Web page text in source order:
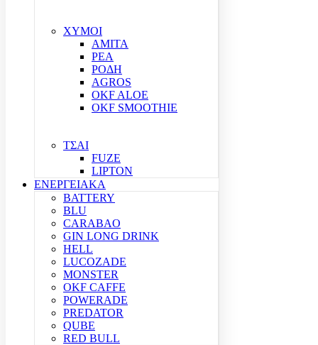
ΧΥΜΟΙ
ΑΜΙΤΑ
ΡΕΑ
ΡΟΔΗ
AGROS
OKF ALOE
OKF SMOOTHIE
ΤΣΑΙ
FUZE
LIPTON
ΕΝΕΡΓΕΙΑΚΑ
BATTERY
BLU
CARABAO
GIN LONG DRINK
HELL
LUCOZADE
MONSTER
OKF CAFFE
POWERADE
PREDATOR
QUBE
RED BULL